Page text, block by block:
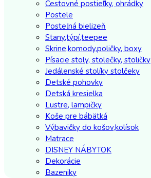
Cestovné postieľky, ohrádky
Postele
Posteľná bielizeň
Stany,týpí,teepee
Skrine,komody,poličky, boxy
Písacie stoly, stolečky, stoličky
Jedálenské stolíky stolčeky
Detské pohovky
Detská kresielka
Lustre, lampičky
Koše pre bábätká
Výbavičky do košov,kolísok
Matrace
DISNEY NÁBYTOK
Dekorácie
Bazeniky